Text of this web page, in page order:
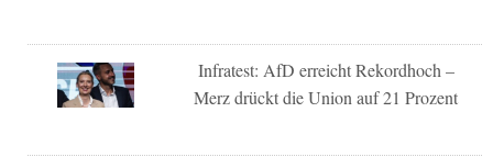
Infratest: AfD erreicht Rekordhoch –
Merz drückt die Union auf 21 Prozent